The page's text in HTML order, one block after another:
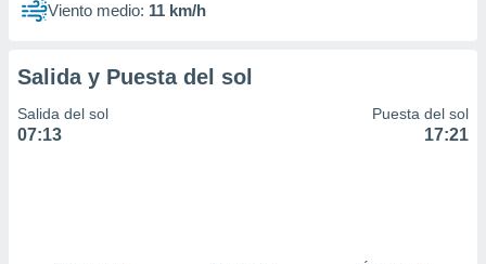
1199
Viento medio: 11 km/h
Salida y Puesta del sol
Salida del sol
07:13
Puesta del sol
17:21